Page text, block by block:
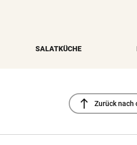
SALATKÜCHE
north Zurück nach